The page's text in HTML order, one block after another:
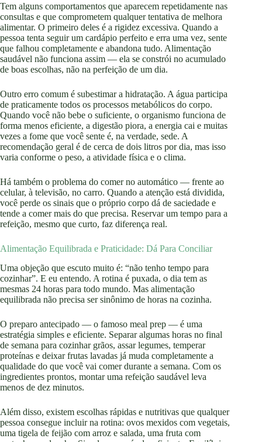
Tem alguns comportamentos que aparecem repetidamente nas
consultas e que comprometem qualquer tentativa de melhora
alimentar. O primeiro deles é a rigidez excessiva. Quando a
pessoa tenta seguir um cardápio perfeito e erra uma vez, sente
que falhou completamente e abandona tudo. Alimentação
saudável não funciona assim — ela se constrói no acumulado
de boas escolhas, não na perfeição de um dia.
Outro erro comum é subestimar a hidratação. A água participa
de praticamente todos os processos metabólicos do corpo.
Quando você não bebe o suficiente, o organismo funciona de
forma menos eficiente, a digestão piora, a energia cai e muitas
vezes a fome que você sente é, na verdade, sede. A
recomendação geral é de cerca de dois litros por dia, mas isso
varia conforme o peso, a atividade física e o clima.
Há também o problema do comer no automático — frente ao
celular, à televisão, no carro. Quando a atenção está dividida,
você perde os sinais que o próprio corpo dá de saciedade e
tende a comer mais do que precisa. Reservar um tempo para a
refeição, mesmo que curto, faz diferença real.
Alimentação Equilibrada e Praticidade: Dá Para Conciliar
Uma objeção que escuto muito é: “não tenho tempo para
cozinhar”. E eu entendo. A rotina é puxada, o dia tem as
mesmas 24 horas para todo mundo. Mas alimentação
equilibrada não precisa ser sinônimo de horas na cozinha.
O preparo antecipado — o famoso meal prep — é uma
estratégia simples e eficiente. Separar algumas horas no final
de semana para cozinhar grãos, assar legumes, temperar
proteínas e deixar frutas lavadas já muda completamente a
qualidade do que você vai comer durante a semana. Com os
ingredientes prontos, montar uma refeição saudável leva
menos de dez minutos.
Além disso, existem escolhas rápidas e nutritivas que qualquer
pessoa consegue incluir na rotina: ovos mexidos com vegetais,
uma tigela de feijão com arroz e salada, uma fruta com